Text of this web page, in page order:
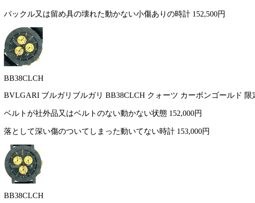
バックル又は留め具の壊れた動かない小傷ありの時計 152,500円
BB38CLCH
BVLGARI ブルガリブルガリ BB38CLCH クォーツ カーボンゴールド
ベルトが社外品又はベルトのない動かない状態 152,000円
落として深い傷のついてしまった動いてない時計 153,000円
BB38CLCH